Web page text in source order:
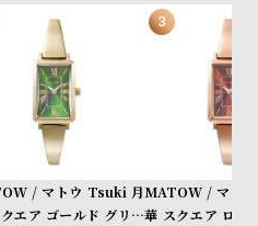
/ マトウ Tsuki 月
エア ゴールド グリー
MATOW / マト
華 スクエア ロー